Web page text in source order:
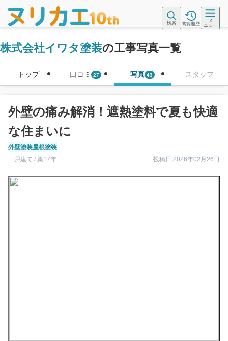
検索 閲覧履歴
メ
ニュー
株式会社イワタ塗装の工事写真一覧
トップ 口コミ 27 写真 43 スタッフ
外壁の痛み解消！遮熱塗料で夏も快適
な住まいに
外壁塗装屋根塗装
一戸建て / 築17年 投稿日:2026年02月26日